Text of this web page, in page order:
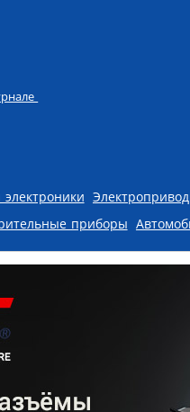
приборы